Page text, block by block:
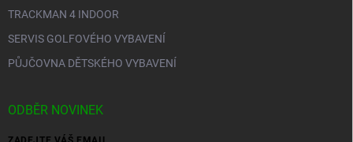
TRACKMAN 4 INDOOR
SERVIS GOLFOVÉHO VYBAVENÍ
PŮJČOVNA DĚTSKÉHO VYBAVENÍ
ODBĚR NOVINEK